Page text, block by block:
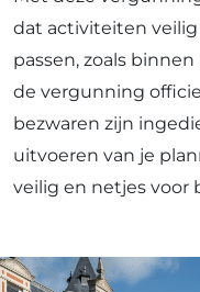
dat activiteiten
passen, zoals
de vergunning
bezwaren zijn
uitvoeren van je
veilig en netjes voor